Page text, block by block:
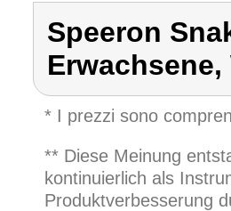
Speeron
* I prezzi sono
** Diese Meinung
kontinuierlich als
Produktverbesserung